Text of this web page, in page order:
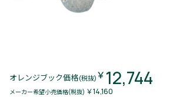
オレンジブック価格(税抜) ￥ 12,744
メーカー希望小売価格(税抜) ￥14,160